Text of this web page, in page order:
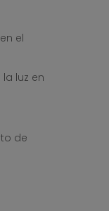
el
luz en
de